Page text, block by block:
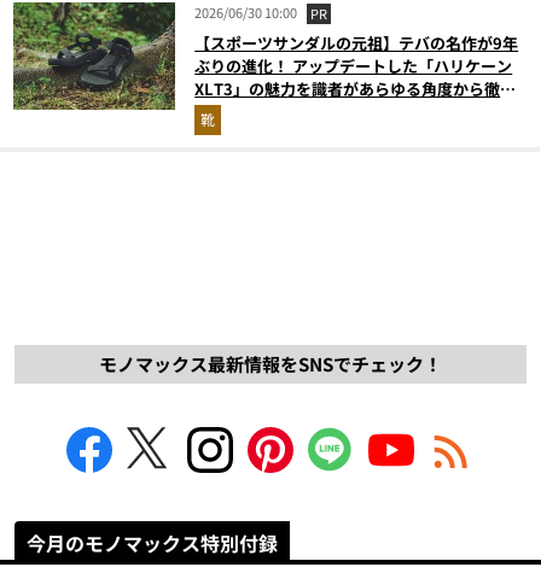
2026/06/30 10:00 PR
【スポーツサンダルの元祖】テバの名作が9年
ぶりの進化！ アップデートした「ハリケーン
XLT3」の魅力を識者があらゆる角度から徹底
解説！
靴
モノマックス最新情報をSNSでチェック！
今月のモノマックス特別付録